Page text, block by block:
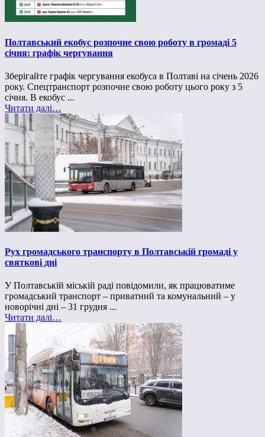
Полтавський екобус розпочне свою роботу в громаді 5
січня: графік чергування
Зберігайте графік чергування екобуса в Полтаві на січень 2026
року. Спецтранспорт розпочне свою роботу цього року з 5
січня. В екобус ...
Читати далі…
Рух громадського транспорту в Полтавській громаді у
святкові дні
У Полтавській міській раді повідомили, як працюватиме
громадський транспорт – приватний та комунальний – у
новорічні дні – 31 грудня ...
Читати далі…